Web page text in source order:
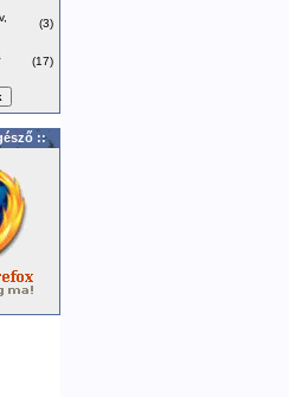
(3)
(17)
::